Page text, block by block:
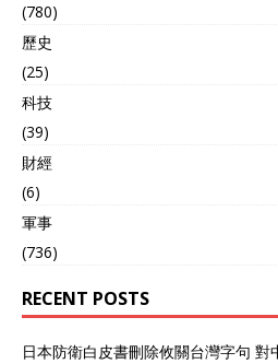
(780)
歷史
(25)
科技
(39)
財經
(6)
軍事
(736)
RECENT POSTS
日本防衛白皮書刪除攸關台灣字句 對